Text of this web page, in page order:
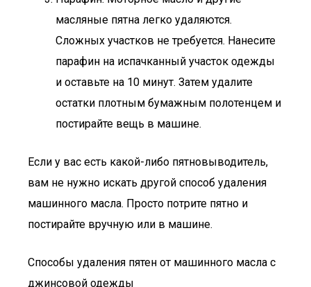
масляные пятна легко удаляются.
Сложных участков не требуется. Нанесите
парафин на испачканный участок одежды
и оставьте на 10 минут. Затем удалите
остатки плотным бумажным полотенцем и
постирайте вещь в машине.
Если у вас есть какой-либо пятновыводитель,
вам не нужно искать другой способ удаления
машинного масла. Просто потрите пятно и
постирайте вручную или в машине.
Способы удаления пятен от машинного масла с
джинсовой одежды